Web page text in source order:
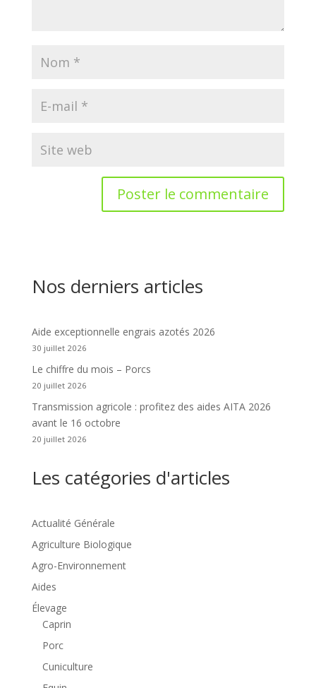
Nos derniers articles
Aide exceptionnelle engrais azotés 2026
30 juillet 2026
Le chiffre du mois – Porcs
20 juillet 2026
Transmission agricole : profitez des aides AITA 2026
avant le 16 octobre
20 juillet 2026
Les catégories d'articles
Actualité Générale
Agriculture Biologique
Agro-Environnement
Aides
Élevage
Caprin
Porc
Cuniculture